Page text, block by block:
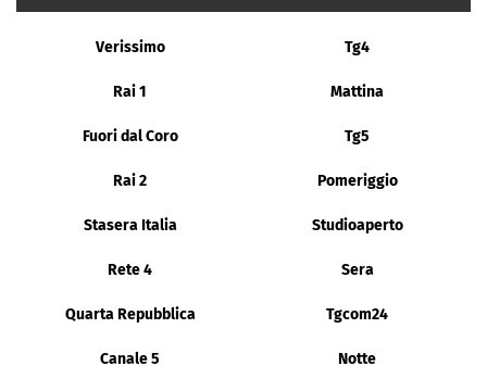
Verissimo Tg4
Rai 1 Mattina
Fuori dal Coro Tg5
Rai 2 Pomeriggio
Stasera Italia Studioaperto
Rete 4 Sera
Quarta Repubblica Tgcom24
Canale 5 Notte